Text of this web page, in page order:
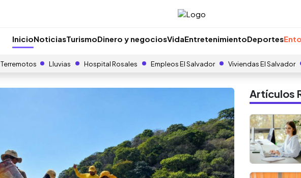
InicioNoticiasTurismoDinero y negociosVidaEntretenimientoDeportes
Terremotos Lluvias Hospital Rosales Empleos El Salvador Viviendas El Salvador
Artículos